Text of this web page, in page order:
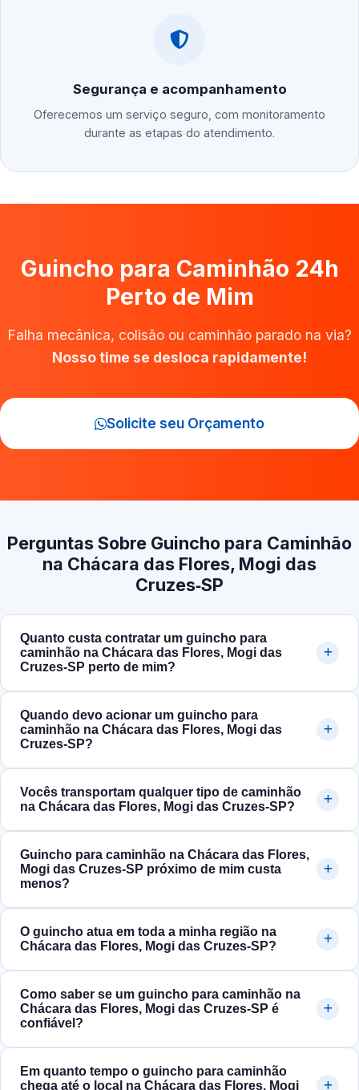
Segurança e acompanhamento
Oferecemos um serviço seguro, com monitoramento
durante as etapas do atendimento.
Guincho para Caminhão 24h
Perto de Mim
Falha mecânica, colisão ou caminhão parado na via?
Nosso time se desloca rapidamente!
Solicite seu Orçamento
Perguntas Sobre Guincho para Caminhão
na Chácara das Flores, Mogi das
Cruzes‑SP
Quanto custa contratar um guincho para
caminhão na Chácara das Flores, Mogi das
Cruzes‑SP perto de mim?
Quando devo acionar um guincho para
caminhão na Chácara das Flores, Mogi das
Cruzes‑SP?
Vocês transportam qualquer tipo de caminhão
na Chácara das Flores, Mogi das Cruzes‑SP?
Guincho para caminhão na Chácara das Flores,
Mogi das Cruzes‑SP próximo de mim custa
menos?
O guincho atua em toda a minha região na
Chácara das Flores, Mogi das Cruzes‑SP?
Como saber se um guincho para caminhão na
Chácara das Flores, Mogi das Cruzes‑SP é
confiável?
Em quanto tempo o guincho para caminhão
chega até o local na Chácara das Flores, Mogi